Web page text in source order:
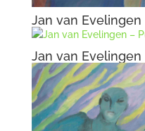
Jan van
Jan van